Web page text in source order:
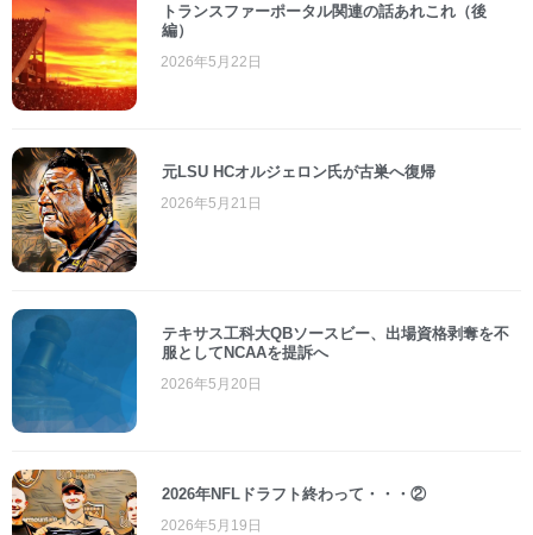
トランスファーポータル関連の話あれこれ（後
編）
2026年5月22日
元LSU HCオルジェロン氏が古巣へ復帰
2026年5月21日
テキサス工科大QBソースビー、出場資格剥奪を不
服としてNCAAを提訴へ
2026年5月20日
2026年NFLドラフト終わって・・・②
2026年5月19日